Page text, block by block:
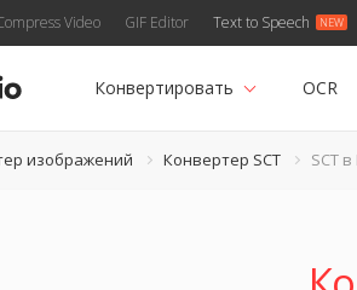
Video GIF Editor Text to Speech
Конвертировать OCR
изображений Конвертер SCT SCT в